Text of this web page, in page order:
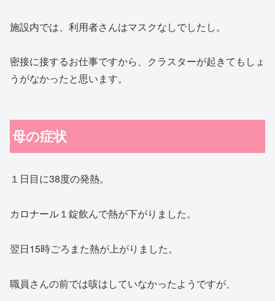
施設内では、利用者さんはマスクなしでしたし。
密接に接するお仕事ですから、クラスターが起きてもしょ
うがなかったと思います。
母の症状
１日目に38度の発熱。
カロナール１錠飲んで熱が下がりました。
翌日15時ごろまた熱が上がりました。
職員さんの前では咳はしていなかったようですが、